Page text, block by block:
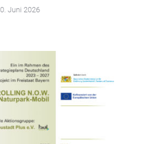
Juni 2026